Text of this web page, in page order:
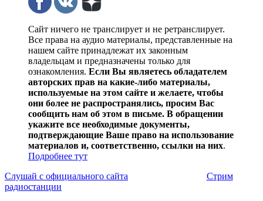
Сайт ничего не транслирует и не ретранслирует.
Все права на аудио материалы, представленные на
нашем сайте принадлежат их законным
владельцам и предназначены только для
ознакомления. Если Вы являетесь обладателем
авторских прав на какие-либо материалы,
используемые на этом сайте и желаете, чтобы
они более не распространялись, просим Вас
сообщить нам об этом в письме. В обращении
укажите все необходимые документы,
подтверждающие Ваше право на использование
материалов и, соответственно, ссылки на них.
Подробнее тут
Слушай с официального сайта
Стрим
радиостанции